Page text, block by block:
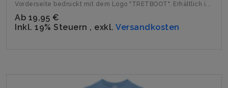
Vorderseite bedruckt mit dem Logo "TRETBOOT". Erhältlich i...
Ab 19,95 €
Inkl. 19% Steuern , exkl. Versandkosten